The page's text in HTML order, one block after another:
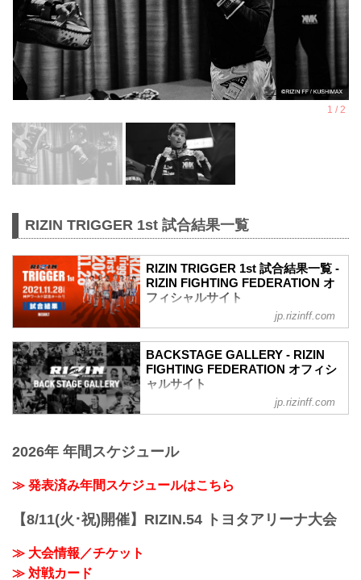
RIZIN TRIGGER 1st 試合結果一覧
RIZIN TRIGGER 1st 試合結果一覧 -
RIZIN FIGHTING FEDERATION オ
フィシャルサイト
第14試合／スペシャルワンマッチ 昇侍
RIZIN MMAルール：5分 3R（66.0kg）
（LOSE）昇侍 vs. 萩原京平（WIN）
2R 1分19秒 TKO（レフェリーストップ：
RIZIN MMAルール：5分 3R（68.0kg）
3R 判定 （3-0）
第12試合／スペシャルワンマッチ ストラ
jp.rizinff.com
BACKSTAGE GALLERY - RIZIN
FIGHTING FEDERATION オフィシ
ャルサイト
BACKSTAGE GALLERY の記事一覧 - 格
イジン ファイティング フェデレーショ
いきます。
jp.rizinff.com
2026年 年間スケジュール
≫ 発表済み年間スケジュールはこちら
【8/11(火･祝)開催】RIZIN.54 トヨタアリーナ大会
≫ 大会情報／チケット
≫ 対戦カード